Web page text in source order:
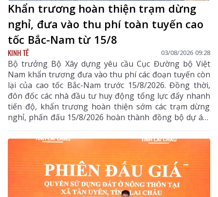
Khẩn trương hoàn thiện trạm dừng
nghỉ, đưa vào thu phí toàn tuyến cao
tốc Bắc-Nam từ 15/8
KINH TẾ 03/08/2026 09:28
Bộ trưởng Bộ Xây dựng yêu cầu Cục Đường bộ Việt
Nam khẩn trương đưa vào thu phí các đoạn tuyến còn
lại của cao tốc Bắc-Nam trước 15/8/2026. Đồng thời,
đôn đốc các nhà đầu tư huy động tổng lực đẩy nhanh
tiến độ, khẩn trương hoàn thiện sớm các trạm dừng
nghỉ, phấn đấu 15/8/2026 hoàn thành đồng bộ dự án,
triển khai thu phí các tuyến cao tốc